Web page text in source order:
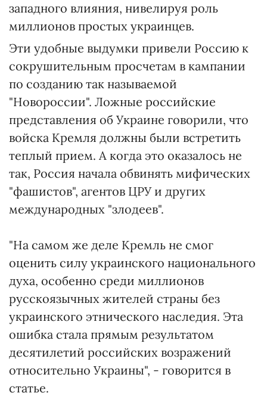
западного влияния, нивелируя роль
миллионов простых украинцев.
Эти удобные выдумки привели Россию к
сокрушительным просчетам в кампании
по созданию так называемой
"Новороссии". Ложные российские
представления об Украине говорили, что
войска Кремля должны были встретить
теплый прием. А когда это оказалось не
так, Россия начала обвинять мифических
"фашистов", агентов ЦРУ и других
международных "злодеев".
"На самом же деле Кремль не смог
оценить силу украинского национального
духа, особенно среди миллионов
русскоязычных жителей страны без
украинского этнического наследия. Эта
ошибка стала прямым результатом
десятилетий российских возражений
относительно Украины", - говорится в
статье.